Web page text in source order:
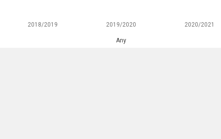
2018/2019 2019/2020 2020/2021
Any